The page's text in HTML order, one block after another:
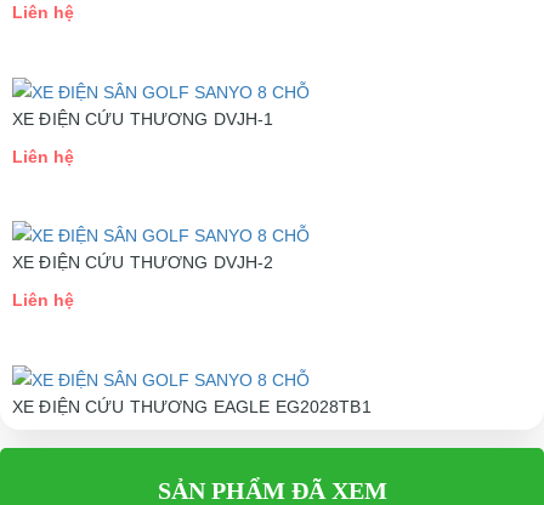
Liên hệ
XE ĐIỆN CỨU THƯƠNG DVJH-1
Liên hệ
XE ĐIỆN CỨU THƯƠNG DVJH-2
Liên hệ
XE ĐIỆN CỨU THƯƠNG EAGLE EG2028TB1
Liên hệ
SẢN PHẨM ĐÃ XEM